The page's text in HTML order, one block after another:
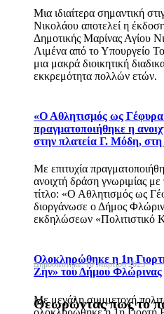
Μια ιδιαίτερα σημαντική
Νικολάου αποτελεί η έκδοση
Δημοτικής Μαρίνας Αγίου
Λιμένα από το Υπουργείο
μια μακρά διοικητική
εκκρεμότητα πολλών ετών.
«Ο Αθλητισμός ως Γέφυρα
πραγματοποιήθηκε η
στην πλατεία Γ. Μόδη,
Με επιτυχία
ανοιχτή δράση γνωριμίας
τίτλο: «Ο Αθλητισμός ως
διοργάνωσε ο Δήμος
εκδηλώσεων «Πολιτιστικό
Ολοκληρώθηκε η 1η
Ζην» του Δήμου Φλώρινας
Με μεγάλη συμμετοχή
Δημοσιεύτηκε: 10 Μαρτίου 2023
Θεωρώντας πως το